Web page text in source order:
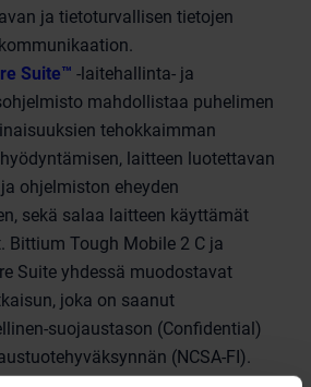
ja tietoturvallisen tietojen
Suite™ -laitehallinta- ja
mahdollistaa puhelimen
tehokkaimman
laitteen luotettavan
ohjelmiston eheyden
sekä salaa laitteen käyttämät
Bittium Tough Mobile 2 C ja
Suite yhdessä muodostavat
joka on saanut
suojaustason (Confidential)
(NCSA-FI).